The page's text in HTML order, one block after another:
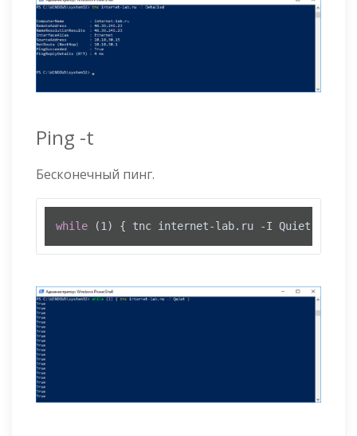
Ping -t
Бесконечный пинг.
while (1) { tnc internet-lab.ru -I Quiet }